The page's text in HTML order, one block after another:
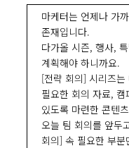
마케터는 언제나 가
존재입니다.
다가올 시즌, 행사,
계획해야 하니까요.
[전략 회의] 시리즈
필요한 회의 자료,
있도록 마련한 콘텐
오늘 팀 회의를 앞두
회의] 속 필요한 부